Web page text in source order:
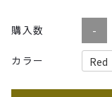
購入数
カラー